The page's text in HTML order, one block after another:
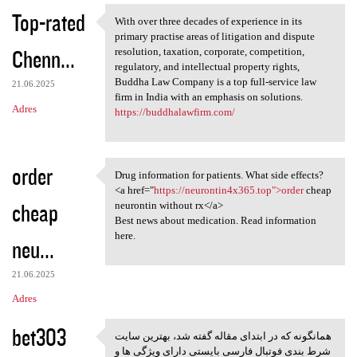
Top-rated
Chenn...
21.06.2025
Adres
With over three decades of
With over three decades of experience in its
primary practise areas of litigation and dispute
resolution, taxation, corporate, competition,
regulatory, and intellectual property rights,
Buddha Law Company is a top full-service law
firm in India with an emphasis on solutions.
https://buddhalawfirm.com/
order
cheap
neu...
21.06.2025
Adres
Drug information for patients
Drug information for patients. What side effects?
<a href="https://neurontin4x365.top">ordercheap
neurontin without rx</a>
Best news about medication. Read information
here.
bet303
همانگونه که در ابتدای مقاله
همانگونه که در ابتدای مقاله گفته شد، بهترین سایت
شرط بندی فوتبال فارسی بایستی دارای ویژگی ها و